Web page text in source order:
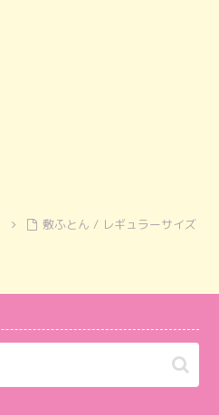
敷ふとん / レギュラーサイズ